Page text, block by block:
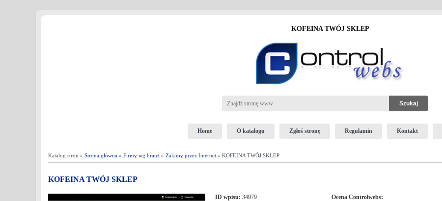
KOFEINA TWÓJ SKLEP
Home O katalogu Zgłoś stronę Regulamin Kontakt
Katalog stron » Strona główna » Firmy wg branż » Zakupy przez Internet » KOFEINA TWÓJ SKLEP
KOFEINA TWÓJ SKLEP
ID wpisu: 34979
Ocena Controlwebs: